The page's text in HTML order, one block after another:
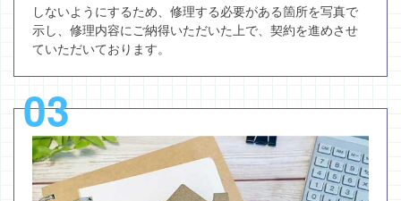
しないようにするため、修理する必要がある箇所を写真で
示し、修理内容にご納得いただいた上で、契約を進めさせ
ていただいております。
03